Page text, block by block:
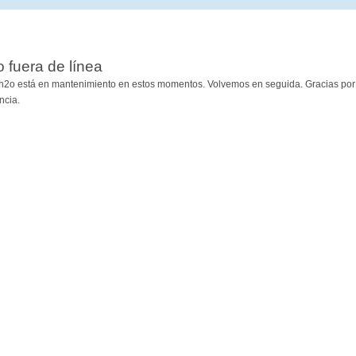
fuera de línea
está en mantenimiento en estos momentos. Volvemos en seguida. Gracias